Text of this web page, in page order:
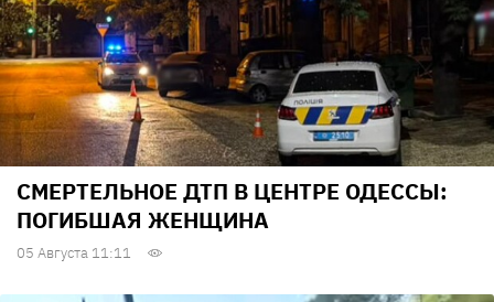
СМЕРТЕЛЬНОЕ ДТП В ЦЕНТРЕ ОДЕССЫ:
ПОГИБШАЯ ЖЕНЩИНА
05 Августа 11:11